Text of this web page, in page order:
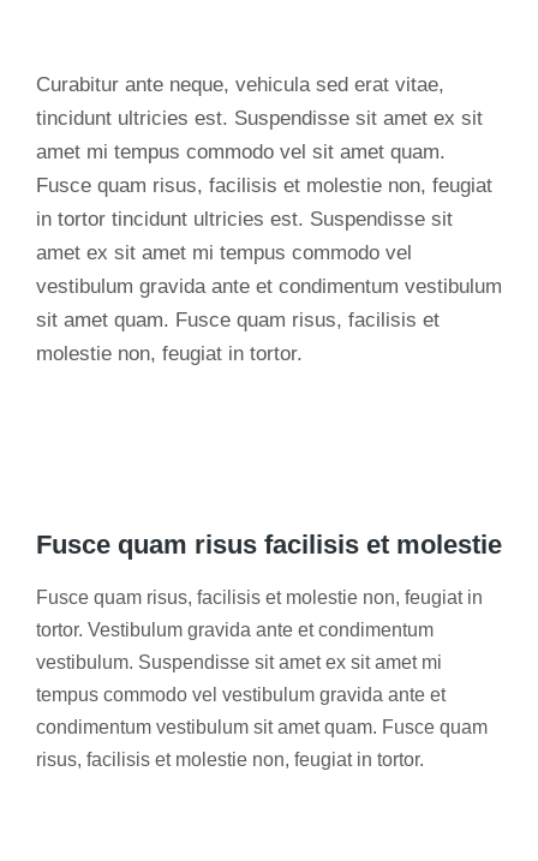
Curabitur ante neque, vehicula sed erat vitae,
tincidunt ultricies est. Suspendisse sit amet ex sit
amet mi tempus commodo vel sit amet quam.
Fusce quam risus, facilisis et molestie non, feugiat
in tortor tincidunt ultricies est. Suspendisse sit
amet ex sit amet mi tempus commodo vel
vestibulum gravida ante et condimentum vestibulum
sit amet quam. Fusce quam risus, facilisis et
molestie non, feugiat in tortor.
Fusce quam risus facilisis et molestie
Fusce quam risus, facilisis et molestie non, feugiat in
tortor. Vestibulum gravida ante et condimentum
vestibulum. Suspendisse sit amet ex sit amet mi
tempus commodo vel vestibulum gravida ante et
condimentum vestibulum sit amet quam. Fusce quam
risus, facilisis et molestie non, feugiat in tortor.